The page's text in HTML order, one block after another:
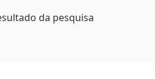
da pesquisa